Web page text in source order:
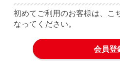
初めてご利用のお客様は、こ
なってください。